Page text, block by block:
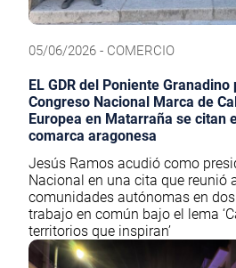
05/06/2026 - COMERCIO
EL GDR del Poniente
Congreso Nacional Marca de
Europea en Matarraña se citan
comarca aragonesa
Jesús Ramos acudió como
Nacional en una cita que reunió
comunidades autónomas en
trabajo en común bajo el lema
territorios que inspiran’